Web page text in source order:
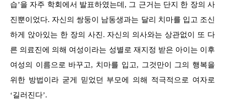
습’을 자주 학회에서 발표하였는데, 그 근거는 단지 한 장의 사
진뿐이었다. 자신의 쌍둥이 남동생과는 달리 치마를 입고 조신
하게 앉아있는 한 장의 사진. 자신의 의사와는 상관없이 또 다
른 의료진에 의해 여성이라는 성별로 재지정 받은 아이는 이후
여성의 이름으로 바꾸고, 치마를 입고, 그것만이 그의 행복을
위한 방법이라 굳게 믿었던 부모에 의해 적극적으로 여자로
‘길러진다’.